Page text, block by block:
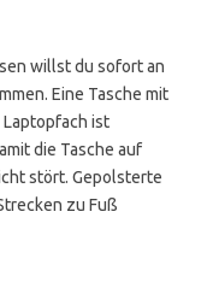
willst du sofort an
Eine Tasche mit
ist
die Tasche auf
stört. Gepolsterte
zu Fuß